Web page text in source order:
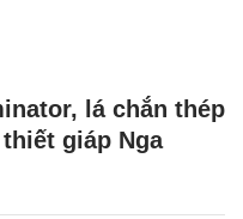
lá chắn thép
giáp Nga